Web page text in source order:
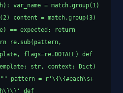
var_name = match.group(1)
content = match.group(3)
== expected: return
re.sub(pattern,
flags=re.DOTALL) def
str, context: Dict)
""" pattern = r'\{\{#each\s+
def